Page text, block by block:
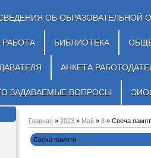
ОБ ОБРАЗОВАТЕЛЬНОЙ
БИБЛИОТЕКА
АНКЕТА
ЗАДАВАЕМЫЕ ВОПРОСЫ
Главная » 2023 » Май » 8 » Свеча
Свеча памяти